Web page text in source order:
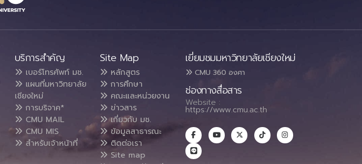
บริการสำคัญ
เบอร์โทรศัพท์ มช.
แผนที่มหาวิทยาลัย
เชียงใหม่
การบริจาค*
CMU MAIL
CMU MIS
สำหรับเจ้าหน้าที่
Site Map
หลักสูตร
การศึกษา
คณะและหน่วยงาน
ข่าวสาร
เกี่ยวกับ มช.
ข้อมูลสาธารณะ
ติดต่อเรา
Site map
เยี่ยมชมมหาวิทยาลัยเชียงใหม่
CMU 360 องศา
ช่องทางสื่อสาร
Website :
https://www.cmu.ac.th